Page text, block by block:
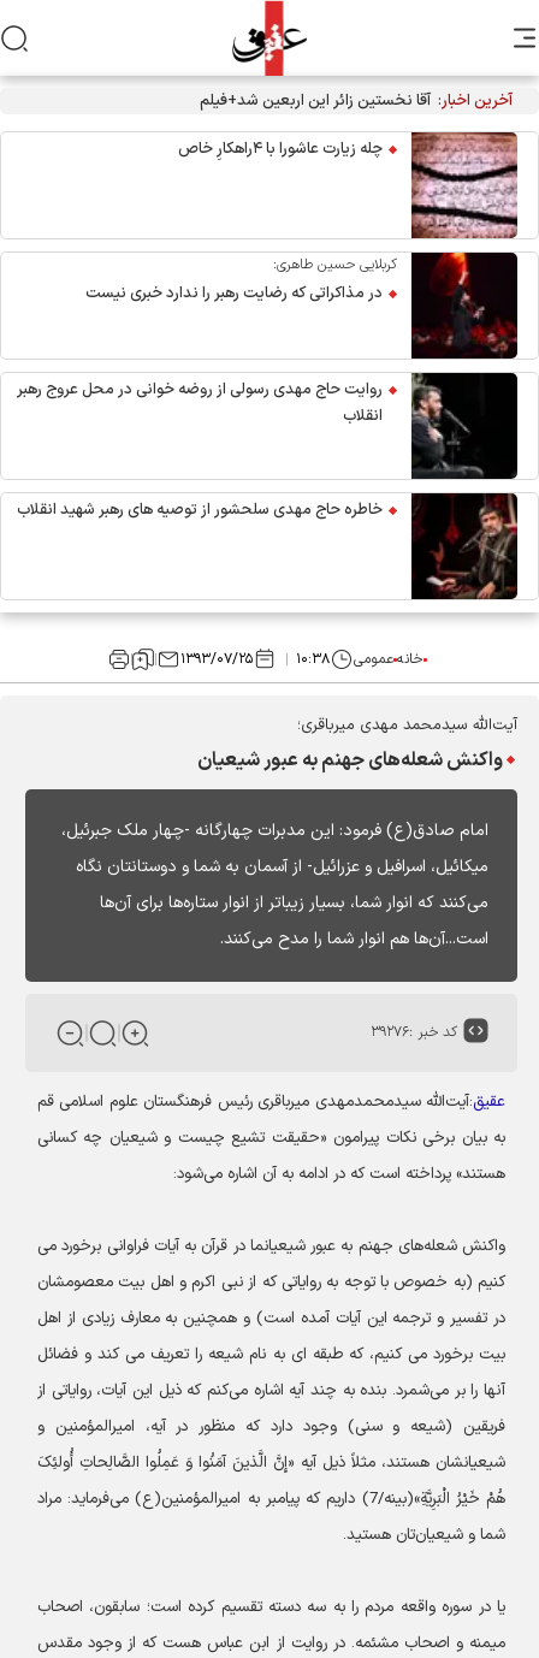
آخرین اخبار: آقا نخستین زائر این اربعین شد+فیلم
چله زیارت عاشورا با ۴راهکارِ خاص
کربلایی حسین طاهری:
در مذاکراتی که رضایت رهبر را ندارد خبری نیست
روایت حاج مهدی رسولی از روضه خوانی در محل عروج رهبر
انقلاب
خاطره حاج مهدی سلحشور از توصیه های رهبر شهید انقلاب
خانهعمومی ۱۰:۳۸ ۱۳۹۳/۰۷/۲۵
آیت‌الله سیدمحمد مهدی میرباقری؛
واکنش شعله‌های جهنم به عبور شیعیان
امام صادق(ع) فرمود: این مدبرات چهارگانه -چهار ملک جبرئیل،
میکائیل، اسرافیل و عزرائیل- از آسمان به شما و دوستانتان نگاه
می‌کنند که انوار شما، بسیار زیباتر از انوار ستاره‌ها برای آن‌ها
است...آن‌ها هم انوار شما را مدح می‌کنند.
کد خبر :۳۹۲۷۶
عقیق:آیت‌الله سیدمحمدمهدی میرباقری رئیس فرهنگستان علوم اسلامی قم
به بیان برخی نکات پیرامون «حقیقت تشیع چیست و شیعیان چه کسانی
هستند» پرداخته است که در ادامه به آن اشاره می‌شود:
واکنش شعله‌های جهنم به عبور شیعیانما در قرآن به آیات فراوانی برخورد می
کنیم (به خصوص با توجه به روایاتی که از نبی اکرم و اهل بیت معصومشان
در تفسیر و ترجمه این آیات آمده است) و همچنین به معارف زیادی از اهل
بیت برخورد می کنیم، که طبقه ای به نام شیعه را تعریف می کند و فضائل
آنها را بر می‌شمرد. بنده به چند آیه اشاره می‌کنم که ذیل این آیات، روایاتی از
فریقین (شیعه و سنی) وجود دارد که منظور در آیه، امیرالمؤمنین و
شیعیانشان هستند، مثلاً ذیل آیه «إِنَّ الَّذینَ آمَنُوا وَ عَمِلُوا الصَّالِحاتِ أُولئِکَ
هُمْ خَیْرُ الْبَرِیَّةِ»(بینه/7) داریم که پیامبر به امیرالمؤمنین(ع) می‌فرماید: مراد
شما و شیعیان‌تان هستید.
یا در سوره واقعه مردم را به سه دسته تقسیم کرده است؛ سابقون، اصحاب
میمنه و اصحاب مشئمه. در روایت از ابن عباس هست که از وجود مقدس